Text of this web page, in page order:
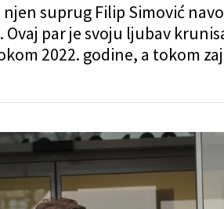
suprug Filip Simović
par je svoju ljubav
2022. godine, a tokom